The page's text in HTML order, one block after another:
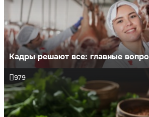
Кадры решают все: главные
979